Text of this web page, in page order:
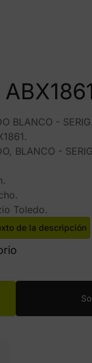
BLANCO -
BLANCO -
Toledo.
de la descripción